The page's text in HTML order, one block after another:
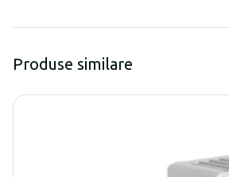
Produse similare